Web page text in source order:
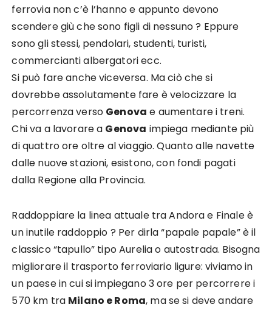
ferrovia non c’è l’hanno e appunto devono
scendere giù che sono figli di nessuno ? Eppure
sono gli stessi, pendolari, studenti, turisti,
commercianti albergatori ecc.
Si può fare anche viceversa. Ma ciò che si
dovrebbe assolutamente fare è velocizzare la
percorrenza verso Genova e aumentare i treni.
Chi va a lavorare a Genova impiega mediante più
di quattro ore oltre al viaggio. Quanto alle navette
dalle nuove stazioni, esistono, con fondi pagati
dalla Regione alla Provincia.
Raddoppiare la linea attuale tra Andora e Finale è
un inutile raddoppio ? Per dirla “papale papale” è il
classico “tapullo” tipo Aurelia o autostrada. Bisogna
migliorare il trasporto ferroviario ligure: viviamo in
un paese in cui si impiegano 3 ore per percorrere i
570 km tra Milano e Roma, ma se si deve andare